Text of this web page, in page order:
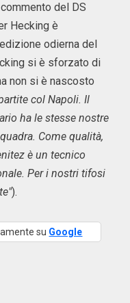
del DS
Hecking è
odierna del
si è sforzato di
non si è nascosto
col Napoli. Il
ha le stesse nostre
Come qualità,
è un tecnico
Per i nostri tifosi
).
su Google